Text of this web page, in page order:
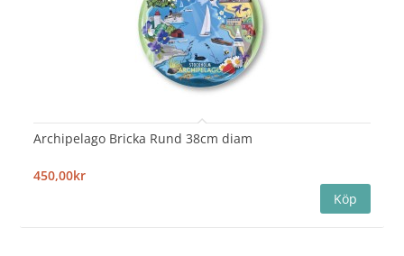
Archipelago Bricka Rund 38cm diam
450,00kr